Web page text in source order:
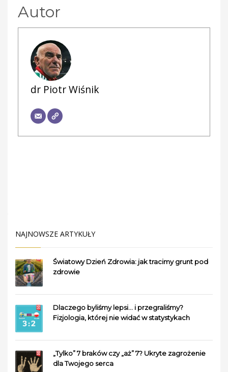
Autor
dr Piotr Wiśnik
NAJNOWSZE ARTYKUŁY
Światowy Dzień Zdrowia: jak tracimy grunt pod
zdrowie
Dlaczego byliśmy lepsi… i przegraliśmy?
Fizjologia, której nie widać w statystykach
„Tylko” 7 braków czy „aż” 7? Ukryte zagrożenie
dla Twojego serca